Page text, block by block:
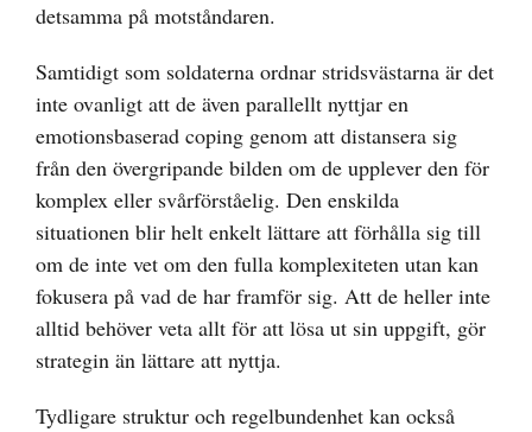
detsamma på motståndaren.
Samtidigt som soldaterna ordnar stridsvästarna är det
inte ovanligt att de även parallellt nyttjar en
emotionsbaserad coping genom att distansera sig
från den övergripande bilden om de upplever den för
komplex eller svårförståelig. Den enskilda
situationen blir helt enkelt lättare att förhålla sig till
om de inte vet om den fulla komplexiteten utan kan
fokusera på vad de har framför sig. Att de heller inte
alltid behöver veta allt för att lösa ut sin uppgift, gör
strategin än lättare att nyttja.
Tydligare struktur och regelbundenhet kan också